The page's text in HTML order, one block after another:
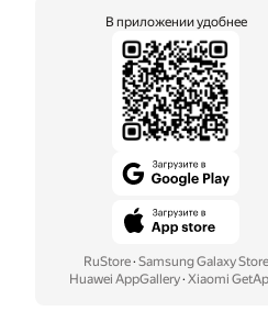
В приложении удобнее
RuStore· Samsung Galaxy Store
Huawei AppGallery· Xiaomi